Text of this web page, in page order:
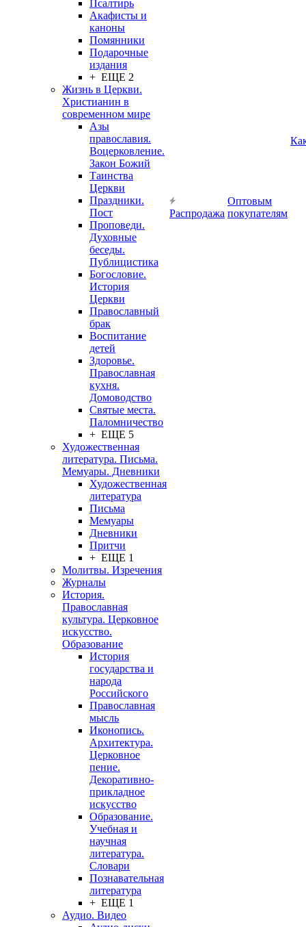
Псалтирь
Акафисты и
каноны
Помянники
Подарочные
издания
+ ЕЩЕ 2
Жизнь в Церкви.
Христианин в
современном мире
Азы
православия.
Воцерковление.
Закон Божий
Таинства
Церкви
Праздники.
Пост
Проповеди.
Духовные
беседы.
Публицистика
Богословие.
История
Церкви
Православный
брак
Воспитание
детей
Здоровье.
Православная
кухня.
Домоводство
Святые места.
Паломничество
+ ЕЩЕ 5
Художественная
литература. Письма.
Мемуары. Дневники
Художественная
литература
Письма
Мемуары
Дневники
Притчи
+ ЕЩЕ 1
Молитвы. Изречения
Журналы
История.
Православная
культура. Церковное
искусство.
Образование
История
государства и
народа
Российского
Православная
мысль
Иконопись.
Архитектура.
Церковное
пение.
Декоративно-
прикладное
искусство
Образование.
Учебная и
научная
литература.
Словари
Познавательная
литература
+ ЕЩЕ 1
Аудио. Видео
Распродажа
Оптовым
покупателям